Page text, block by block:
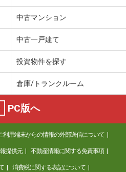
万円
町
万円
県広島市中区西十日市町
ルーム
北１丁目
中古マンション
中古一戸建て
投資物件を探す
倉庫/トランクルーム
PC版へ
利用端末からの情報の外部送信について
提供元 不動産情報に関する免責事項
消費税に関する表記について